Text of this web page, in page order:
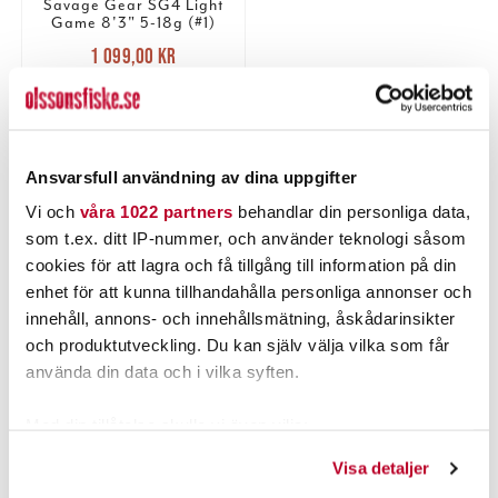
Ansvarsfull användning av dina uppgifter
Vi och våra 1022 partners behandlar din personliga data,
som t.ex. ditt IP-nummer, och använder teknologi såsom
cookies för att lagra och få tillgång till information på din
enhet för att kunna tillhandahålla personliga annonser och
innehåll, annons- och innehållsmätning, åskådarinsikter
och produktutveckling. Du kan själv välja vilka som får
använda din data och i vilka syften.
Visa detaljer
Savage Gear SG4 Light
Game 8'3" 5-18g (#1)
Nuvarande pris
1 099,00 krTidigare pris
1 349,00 kr
1 099,00 kr
TILLFÄLLIGT SLUT
PRODUKTBESKRIVNING